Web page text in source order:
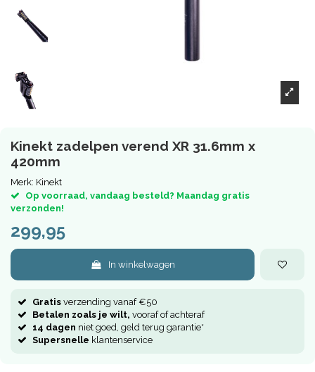
Kinekt zadelpen verend XR 31.6mm x
420mm
Merk: Kinekt
Op voorraad, vandaag besteld? Maandag gratis
verzonden!
299,95
In winkelwagen
Gratis verzending vanaf €50
Betalen zoals je wilt, vooraf of achteraf
14 dagen niet goed, geld terug garantie*
Supersnelle klantenservice